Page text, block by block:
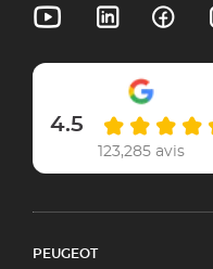
4.5
123,285 avis
PEUGEOT